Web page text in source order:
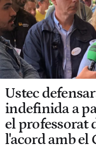
Ustec
indefinida a
el professorat
l'acord amb el